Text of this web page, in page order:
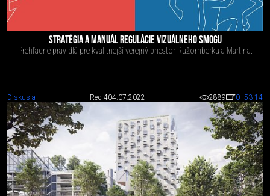
STRATÉGIA A MANUÁL REGULÁCIE VIZUÁLNEHO SMOGU
Prehľadné pravidlá pre kvalitnejší verejný priestor Ružomberku a Martina.
Diskusia Red 404.07.2022 2889 0+53-14